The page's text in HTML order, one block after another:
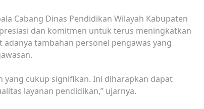
Cabang Dinas Pendidikan Wilayah Kabupaten
dan komitmen untuk terus meningkatkan
tambahan personel pengawas yang
yang cukup signifikan. Ini diharapkan dapat
layanan pendidikan,” ujarnya.